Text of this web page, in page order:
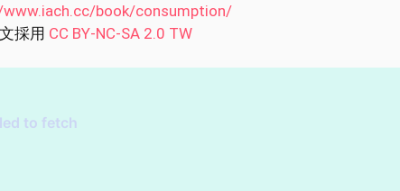
book/consumption/
採用 CC BY-NC-SA 2.0 TW